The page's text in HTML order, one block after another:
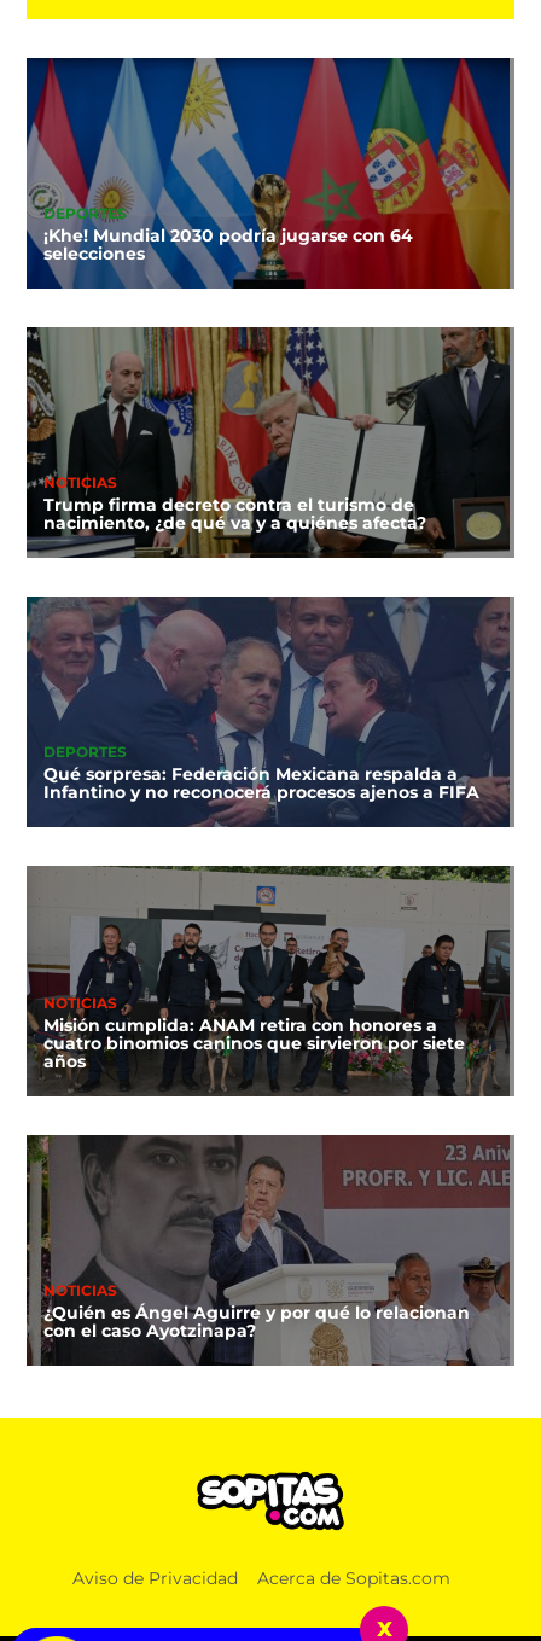
DEPORTES
¡Khe! Mundial 2030 podría jugarse con 64
selecciones
NOTICIAS
Trump firma decreto contra el turismo de
nacimiento, ¿de qué va y a quiénes afecta?
DEPORTES
Qué sorpresa: Federación Mexicana respalda a
Infantino y no reconocerá procesos ajenos a FIFA
NOTICIAS
Misión cumplida: ANAM retira con honores a
cuatro binomios caninos que sirvieron por siete
años
NOTICIAS
¿Quién es Ángel Aguirre y por qué lo relacionan
con el caso Ayotzinapa?
Lucas, el primer lomito que recibirá pensión
Aviso de Privacidad Acerca de Sopitas.com
x